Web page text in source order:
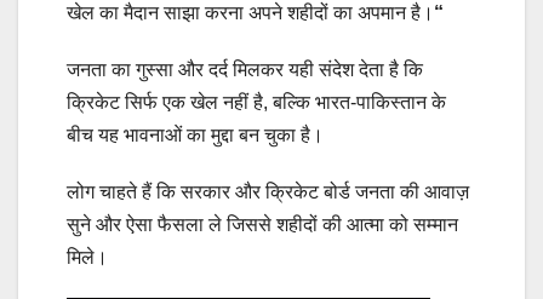
खेल का मैदान साझा करना अपने शहीदों का अपमान है। “
जनता का गुस्सा और दर्द मिलकर यही संदेश देता है कि
क्रिकेट सिर्फ एक खेल नहीं है, बल्कि भारत-पाकिस्तान के
बीच यह भावनाओं का मुद्दा बन चुका है।
लोग चाहते हैं कि सरकार और क्रिकेट बोर्ड जनता की आवाज़
सुने और ऐसा फैसला ले जिससे शहीदों की आत्मा को सम्मान
मिले।